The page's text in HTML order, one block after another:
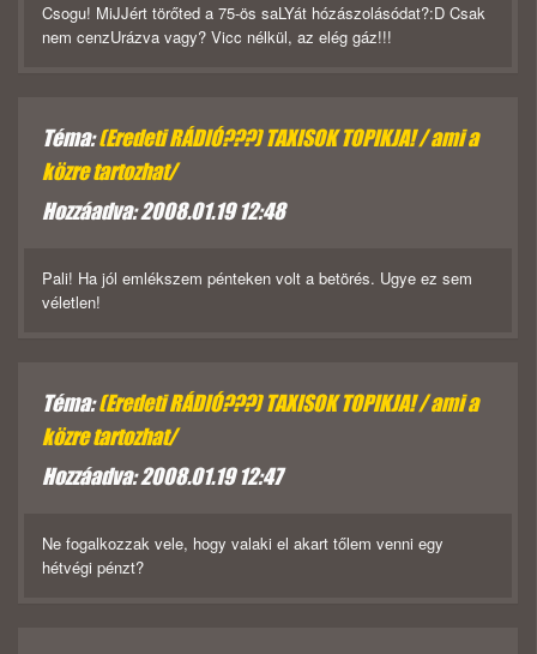
Csogu! MiJJért törőted a 75-ös saLYát hózászolásódat?:D Csak
nem cenzUrázva vagy? Vicc nélkül, az elég gáz!!!
Téma:(Eredeti RÁDIÓ???) TAXISOK TOPIKJA! / ami a
közre tartozhat/
Hozzáadva: 2008.01.19 12:48
Pali! Ha jól emlékszem pénteken volt a betörés. Ugye ez sem
véletlen!
Téma:(Eredeti RÁDIÓ???) TAXISOK TOPIKJA! / ami a
közre tartozhat/
Hozzáadva: 2008.01.19 12:47
Ne fogalkozzak vele, hogy valaki el akart tőlem venni egy
hétvégi pénzt?